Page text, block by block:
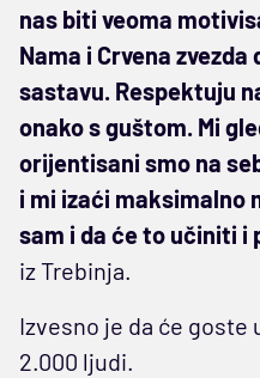
nas biti veoma
Nama i Crvena
sastavu. Respektuju
onako s guštom. Mi
orijentisani smo na
i mi izaći maksimalno
sam i da će to učiniti i
iz Trebinja.
Izvesno je da će goste
2.000 ljudi.